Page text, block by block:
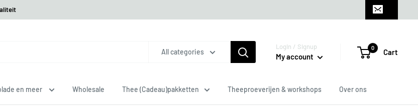
All categories
Login / Signup
My account
0 Cart
en meer Wholesale Thee (Cadeau)pakketten Theeproeverijen & workshops Over ons